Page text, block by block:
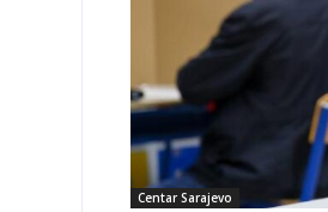
Centar Sarajevo